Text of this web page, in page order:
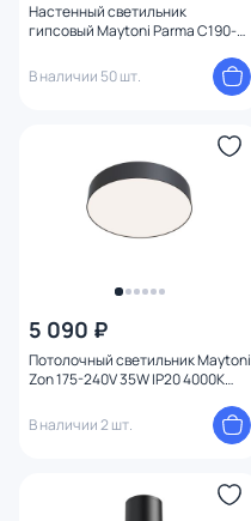
Настенный светильник
гипсовый Maytoni Parma C190-
В наличии 50 шт.
5 090 ₽
Потолочный светильник Maytoni
Zon 175-240V 35W IP20 4000K
В наличии 2 шт.